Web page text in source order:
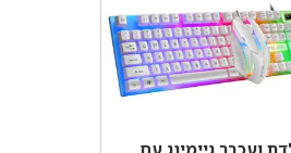
ועכבר גיימינג עם